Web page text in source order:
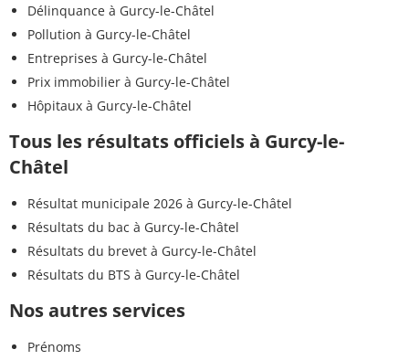
Délinquance à Gurcy-le-Châtel
Pollution à Gurcy-le-Châtel
Entreprises à Gurcy-le-Châtel
Prix immobilier à Gurcy-le-Châtel
Hôpitaux à Gurcy-le-Châtel
Tous les résultats officiels à Gurcy-le-
Châtel
Résultat municipale 2026 à Gurcy-le-Châtel
Résultats du bac à Gurcy-le-Châtel
Résultats du brevet à Gurcy-le-Châtel
Résultats du BTS à Gurcy-le-Châtel
Nos autres services
Prénoms